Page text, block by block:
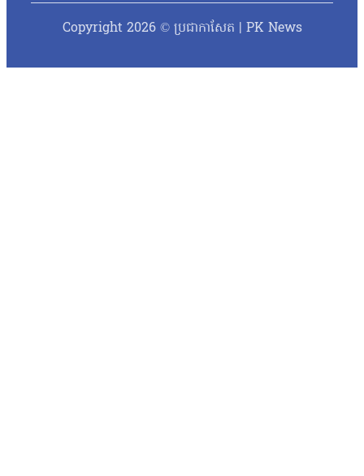
Copyright 2026 © ប្រជាកាសែត | PK News